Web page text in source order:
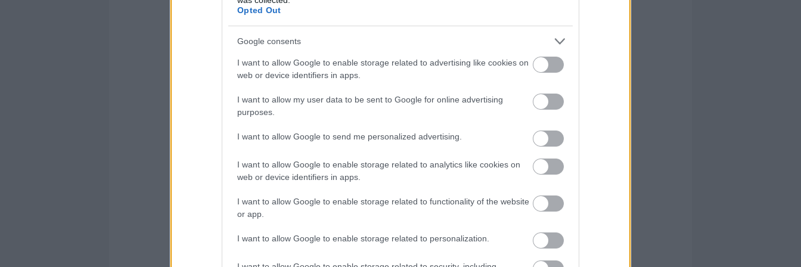
Opted Out
Google consents
I want to allow Google to enable storage related to advertising like cookies on
web or device identifiers in apps.
I want to allow my user data to be sent to Google for online advertising
purposes.
I want to allow Google to send me personalized advertising.
I want to allow Google to enable storage related to analytics like cookies on
web or device identifiers in apps.
I want to allow Google to enable storage related to functionality of the website
or app.
I want to allow Google to enable storage related to personalization.
Nézzünk két pozitívumot:
Egyszerűen fájdalmas lenne egy olyan eszközt vásárolni, aminek a hátoldalára az van
írva, hogy ASUS . Az ASUS-élménnyel együtt jár az is, hogy a Nexus 7 váza
műanyag érzetet keltő papundekli. (Bár sokan azt állítják, hogy az Asus ezúttal
összeszedte magát a Google parancsnoksága alatt.)
melyiket választaná? Naugye!
És hát az iPad Mini ugye megkapta azt a nagyon pöpec és finom iparosmunkát, amit
borításáról is szülessenilyen óda: